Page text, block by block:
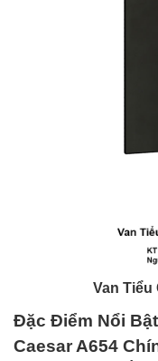
Van Tiểu
Đặc Điểm Nổi
Caesar A654